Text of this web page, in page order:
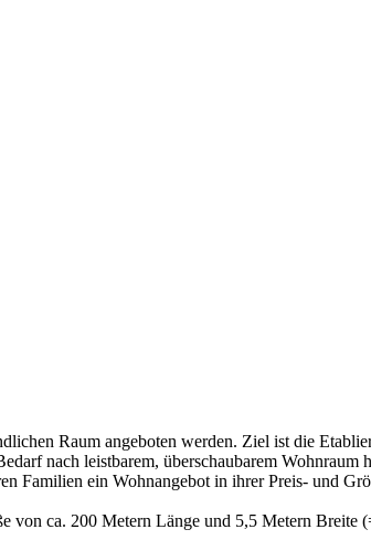
Raum angeboten werden. Ziel ist die
nach leistbarem, überschaubarem
Familien ein Wohnangebot in ihrer Preis- und
von ca. 200 Metern Länge und 5,5 Metern Breite